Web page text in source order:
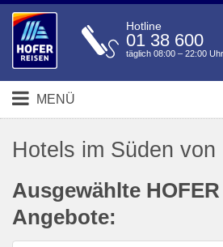
Hotline
01 38 600
täglich 08:00 – 22:00 Uhr
MENÜ
Hotels im Süden von
Ausgewählte HOFER
Angebote: